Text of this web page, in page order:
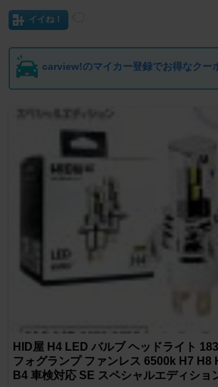
イイね！
carview!のマイカー登録でお得なクー
HID屋 H4 LED バルブ ヘッドライト
フォグランプ ファンレス 6500k H7 H8
B4 車検対応 SE スペシャルエディショ